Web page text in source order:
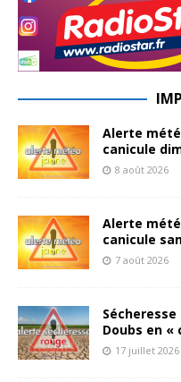
Alerte
canicule
8 août 2026
Alerte
canicule
7 août 2026
Doubs en «
17 juillet 2026